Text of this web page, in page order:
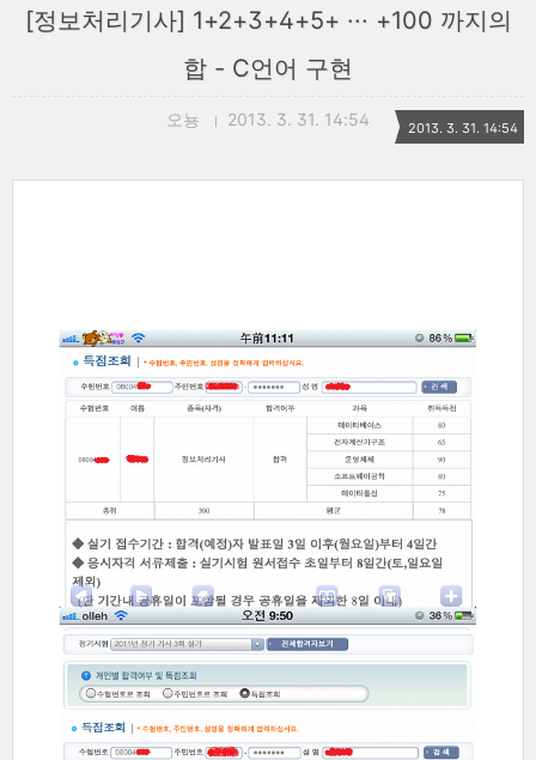
[정보처리기사] 1+2+3+4+5+ ··· +100 까지의
합 - C언어 구현
오뇽 2013. 3. 31. 14:54 2013. 3. 31. 14:54